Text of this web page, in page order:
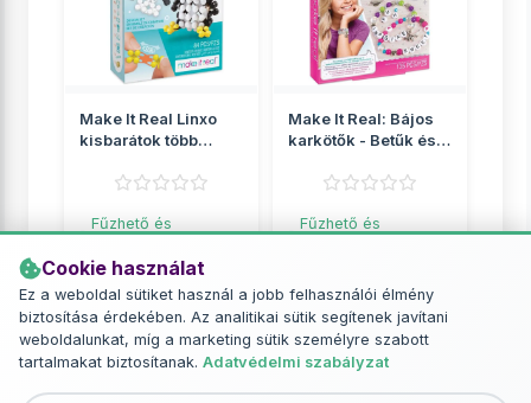
Cookie használat
Ez a weboldal sütiket használ a jobb felhasználói élmény
biztosítása érdekében. Az analitikai sütik segítenek javítani
weboldalunkat, míg a marketing sütik személyre szabott
tartalmakat biztosítanak. Adatvédelmi szabályzat
Make It Real Linxo
kisbarátok több
Fűzhető és
2 049 Ft
RÉSZLETEK
Make It Real: Bájos
karkötők - Betűk és
Fűzhető és
2 649 Ft
RÉSZLETEK